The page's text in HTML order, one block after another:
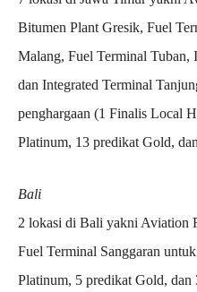
Bitumen Plant Gresik, Fuel
Malang, Fuel Terminal Tuban,
dan Integrated Terminal
penghargaan (1 Finalis Local
Platinum, 13 predikat Gold,
Bali
2 lokasi di Bali yakni Aviation
Fuel Terminal Sanggaran
Platinum, 5 predikat Gold, dan